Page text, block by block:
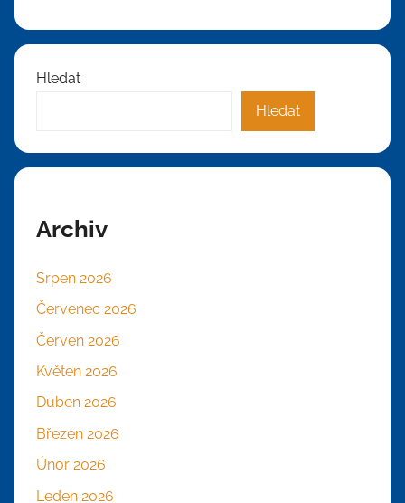
Hledat
Hledat
Archiv
Srpen 2026
Červenec 2026
Červen 2026
Květen 2026
Duben 2026
Březen 2026
Únor 2026
Leden 2026